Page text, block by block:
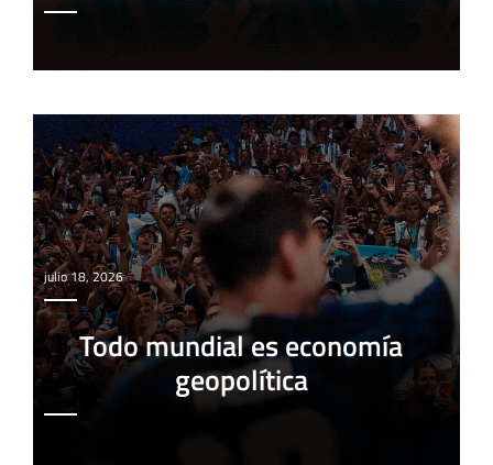
julio 18, 2026
Todo mundial es economía
geopolítica